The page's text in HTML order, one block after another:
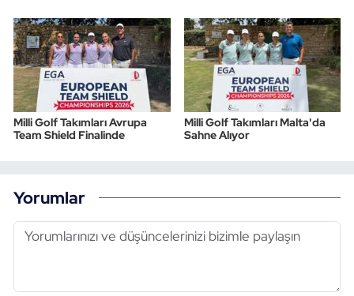
Milli Golf Takımları Avrupa
Team Shield Finalinde
Milli Golf Takımları Malta'da
Sahne Alıyor
Yorumlar